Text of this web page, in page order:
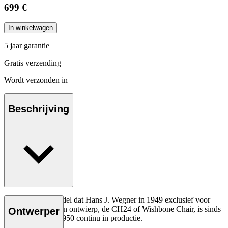
699 €
In winkelwagen
5 jaar garantie
Gratis verzending
Wordt verzonden in
Beschrijving
Het allereerste model dat Hans J. Wegner in 1949 exclusief voor
Carl Hansen & Søn ontwierp, de CH24 of Wishbone Chair, is sinds
de introductie in 1950 continu in productie.
Ontwerper